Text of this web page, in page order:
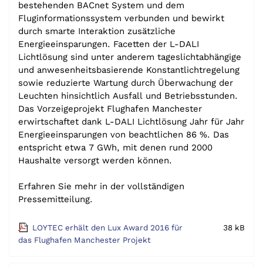
bestehenden BACnet System und dem
Fluginformationssystem verbunden und bewirkt
durch smarte Interaktion zusätzliche
Energieeinsparungen. Facetten der L-DALI
Lichtlösung sind unter anderem tageslichtabhängige
und anwesenheitsbasierende Konstantlichtregelung
sowie reduzierte Wartung durch Überwachung der
Leuchten hinsichtlich Ausfall und Betriebsstunden.
Das Vorzeigeprojekt Flughafen Manchester
erwirtschaftet dank L-DALI Lichtlösung Jahr für Jahr
Energieeinsparungen von beachtlichen 86 %. Das
entspricht etwa 7 GWh, mit denen rund 2000
Haushalte versorgt werden können.
Erfahren Sie mehr in der vollständigen
Pressemitteilung.
LOYTEC erhält den Lux Award 2016 für
das Flughafen Manchester Projekt
38 kB